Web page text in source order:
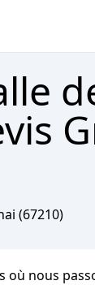
(67210)
nous